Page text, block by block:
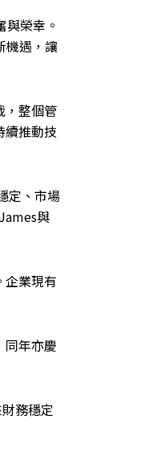
榮幸。
機遇，讓
，整個管
續推動技
定、市場
與
企業現有
同年亦慶
務穩定